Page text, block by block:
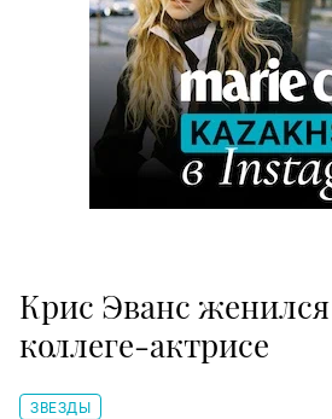
Крис Эванс
коллеге-актрисе
ЗВЕЗДЫ